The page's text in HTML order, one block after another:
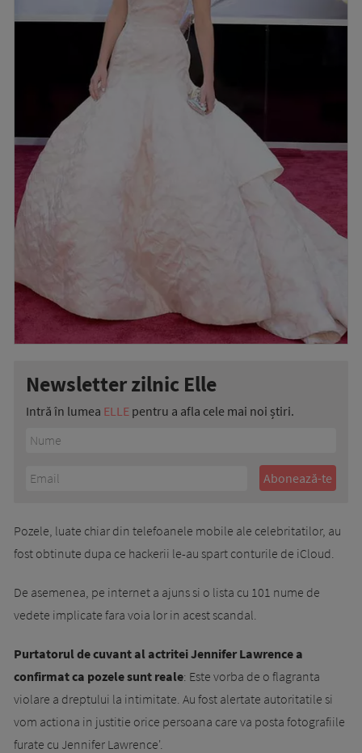
Newsletter zilnic Elle
Intră în lumea ELLE pentru a afla cele mai noi știri.
Pozele, luate chiar din telefoanele mobile ale celebritatilor, au
fost obtinute dupa ce hackerii le-au spart conturile de iCloud.
De asemenea, pe internet a ajuns si o lista cu 101 nume de
vedete implicate fara voia lor in acest scandal.
Purtatorul de cuvant al actritei Jennifer Lawrence a
confirmat ca pozele sunt reale: Este vorba de o flagranta
violare a dreptului la intimitate. Au fost alertate autoritatile si
vom actiona in justitie orice persoana care va posta fotografiile
furate cu Jennifer Lawrence'.